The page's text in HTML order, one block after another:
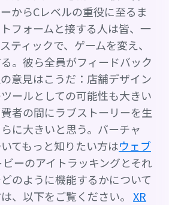
からCレベルの重役に至るま
フォームと接する人は皆、一
ティックで、ゲームを変え、
。彼ら全員がフィードバック
意見はこうだ：店舗デザイン
ールとしての可能性も大きい
者の間にラブストーリーを生
に大きいと思う。バーチャ
てもっと知りたい方はウェブ
ーのアイトラッキングとそれ
のように機能するかについて
、以下をご覧ください。 XR